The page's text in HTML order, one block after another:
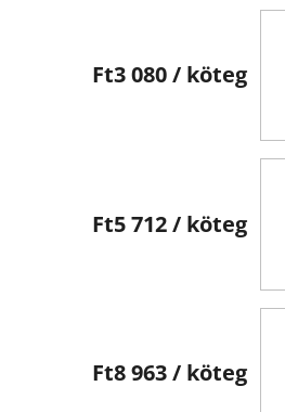
Ft3 080/ köteg
Ft5 712/ köteg
Ft8 963/ köteg